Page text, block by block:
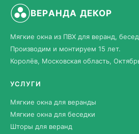
ВЕРАНДА ДЕКОР
Мягкие окна из ПВХ для веранд,
Производим и монтируем 15 лет.
Королёв, Московская область,
УСЛУГИ
Мягкие окна для веранды
Мягкие окна для беседки
Шторы для веранд